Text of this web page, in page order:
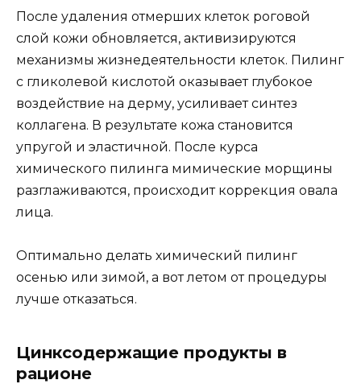
После удаления отмерших клеток роговой
слой кожи обновляется, активизируются
механизмы жизнедеятельности клеток. Пилинг
с гликолевой кислотой оказывает глубокое
воздействие на дерму, усиливает синтез
коллагена. В результате кожа становится
упругой и эластичной. После курса
химического пилинга мимические морщины
разглаживаются, происходит коррекция овала
лица.
Оптимально делать химический пилинг
осенью или зимой, а вот летом от процедуры
лучше отказаться.
Цинксодержащие продукты в
рационе